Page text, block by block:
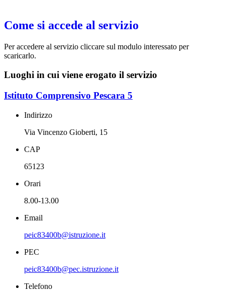
Come si accede al servizio
Per accedere al servizio cliccare sul modulo interessato per
scaricarlo.
Luoghi in cui viene erogato il servizio
Istituto Comprensivo Pescara 5
Indirizzo
Via Vincenzo Gioberti, 15
CAP
65123
Orari
8.00-13.00
Email
peic83400b@istruzione.it
PEC
peic83400b@pec.istruzione.it
Telefono